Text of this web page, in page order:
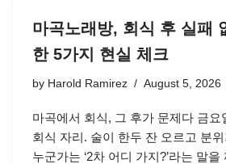
마곡노래방, 회식 후 실패
한 5가지 현실 체크
by Harold Ramirez August 5, 2026
마곡에서 회식, 그 후가 문제다 금요
회식 자리. 술이 한두 잔 오르고 분
누군가는 ‘2차 어디 가지?’라는 말